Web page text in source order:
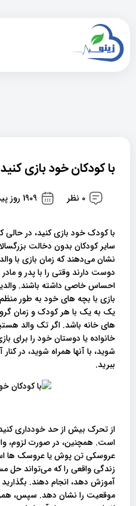
با کودکان خود بازی
0 نظر 1909 روز پیش
با کودک خود بازی کنید، در حالی
سایر کودکان بدون دخالت
نشان می‌دهند که زمان بازی با
دوست دارند وقتی را با پدر و
احساس خاصی داشته باشند.
بازی با بچه های خود به طور
یک به یک با هر کودک و زمان
های خانه باشد. اگر تک والد
خانواده یا دوستان خود را برای
شوید، با آنها همراه شوید، در
ببرید.
از تحرک بیش از حد خودداری
است. همچنین، در صورت لزوم،
عروسکی تن پوش یا عروسک ها
زندگی واقعی را که می‌تواند حل
آموزش دهد، انجام دهند.
موقعیت را نشان دهد. سپس،